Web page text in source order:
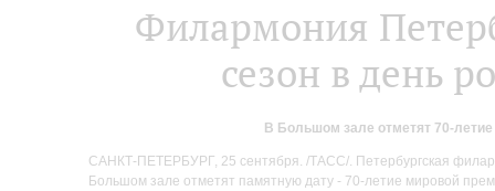
Филармония
сезон в день
В Большом зале отметят 70-
САНКТ-ПЕТЕРБУРГ, 25 сентября. /ТАСС/. Петербургская
Большом зале отметят памятную дату - 70-летие мировой